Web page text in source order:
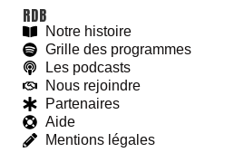
RDB
Notre histoire
Grille des programmes
Les podcasts
Nous rejoindre
Partenaires
Aide
Mentions légales